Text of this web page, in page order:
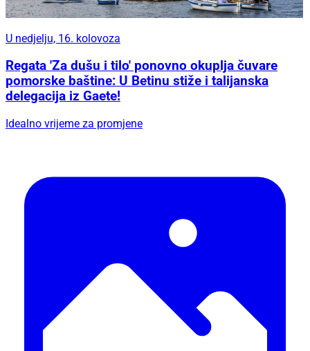
U nedjelju, 16. kolovoza
Regata 'Za dušu i tilo' ponovno okuplja čuvare
pomorske baštine: U Betinu stiže i talijanska
delegacija iz Gaete!
Idealno vrijeme za promjene